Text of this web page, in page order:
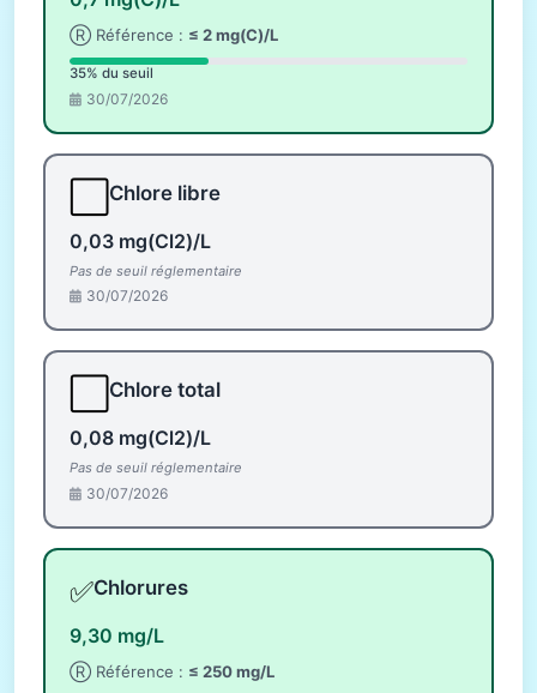
Ⓡ Référence : ≤ 2 mg(C)/L
35% du seuil
30/07/2026
Chlore libre
0,03 mg(Cl2)/L
Pas de seuil réglementaire
30/07/2026
Chlore total
0,08 mg(Cl2)/L
Pas de seuil réglementaire
30/07/2026
✅Chlorures
9,30 mg/L
Ⓡ Référence : ≤ 250 mg/L